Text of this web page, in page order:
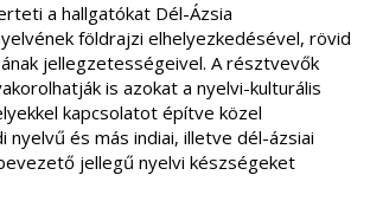
a hallgatókat Dél-Ázsia
földrajzi elhelyezkedésével, rövid
jellegzetességeivel. A résztvevők
is azokat a nyelvi-kulturális
kapcsolatot építve közel
nyelvű és más indiai, illetve dél-ázsiai
jellegű nyelvi készségeket